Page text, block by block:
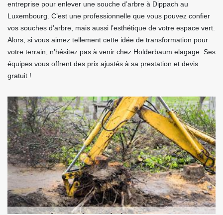
entreprise pour enlever une souche d’arbre à Dippach au
Luxembourg. C’est une professionnelle que vous pouvez confier
vos souches d’arbre, mais aussi l’esthétique de votre espace vert.
Alors, si vous aimez tellement cette idée de transformation pour
votre terrain, n’hésitez pas à venir chez Holderbaum elagage. Ses
équipes vous offrent des prix ajustés à sa prestation et devis
gratuit !